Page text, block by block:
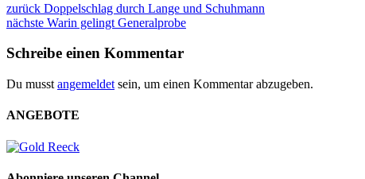
zurück Doppelschlag durch Lange und Schuhmann
nächste Warin gelingt Generalprobe
Schreibe einen Kommentar
Du musst angemeldet sein, um einen Kommentar abzugeben.
ANGEBOTE